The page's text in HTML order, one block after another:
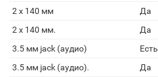
2 x 140 мм
Да
2 x 140 мм.
Да
3.5 мм jack (аудио)
Есть
3.5 мм jack (аудио).
Да